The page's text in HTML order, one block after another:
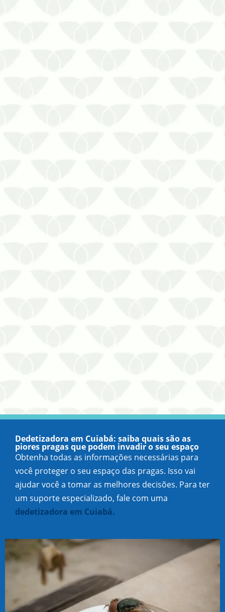
Dedetizadora em Cuiabá: saiba quais são as
piores pragas que podem invadir o seu espaço
Obtenha todas as informações necessárias para
você proteger o seu espaço das pragas. Isso vai
ajudar você a tomar as melhores decisões. Para ter
um suporte especializado, fale com uma
dedetizadora em Cuiabá.